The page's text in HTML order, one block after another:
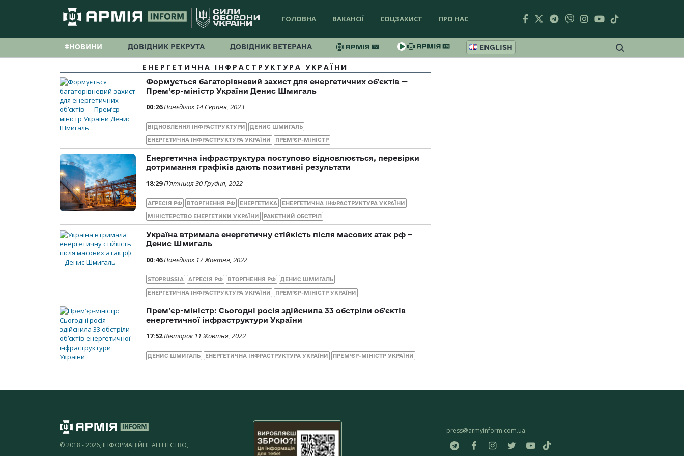
ГОЛОВНА ВАКАНСІЇ СОЦЗАХИСТ ПРО НАС
#НОВИНИ ДОВІДНИК РЕКРУТА ДОВІДНИК ВЕТЕРАНА ENGLISH
ЕНЕРГЕТИЧНА ІНФРАСТРУКТУРА УКРАЇНИ
Формується багаторівневий захист для енергетичних об’єктів —
Прем’єр-міністр України Денис Шмигаль
00:26Понеділок 14 Серпня, 2023
ВІДНОВЛЕННЯ ІНФРАСТРУКТУРИ ДЕНИС ШМИГАЛЬ
ЕНЕРГЕТИЧНА ІНФРАСТРУКТУРА УКРАЇНИ ПРЕМ’ЄР-МІНІСТР
Енергетична інфраструктура поступово відновлюється, перевірки
дотримання графіків дають позитивні результати
18:29П’ятниця 30 Грудня, 2022
АГРЕСІЯ РФ ВТОРГНЕННЯ РФ ЕНЕРГЕТИКА ЕНЕРГЕТИЧНА ІНФРАСТРУКТУРА УКРАЇНИ
МІНІСТЕРСТВО ЕНЕРГЕТИКИ УКРАЇНИ РАКЕТНИЙ ОБСТРІЛ
Україна втримала енергетичну стійкість після масових атак рф –
Денис Шмигаль
00:46Понеділок 17 Жовтня, 2022
STOPRUSSIA АГРЕСІЯ РФ ВТОРГНЕННЯ РФ ДЕНИС ШМИГАЛЬ
ЕНЕРГЕТИЧНА ІНФРАСТРУКТУРА УКРАЇНИ ПРЕМ’ЄР-МІНІСТР УКРАЇНИ
Прем’єр-міністр: Сьогодні росія здійснила 33 обстріли об’єктів
енергетичної інфраструктури України
17:52Вівторок 11 Жовтня, 2022
ДЕНИС ШМИГАЛЬ ЕНЕРГЕТИЧНА ІНФРАСТРУКТУРА УКРАЇНИ ПРЕМ’ЄР-МІНІСТР УКРАЇНИ
© 2018 - 2026, ІНФОРМАЦІЙНЕ АГЕНТСТВО,
press@armyinform.com.ua